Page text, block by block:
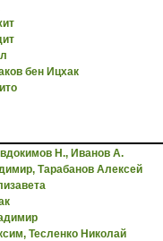
бен Ицхак
Н., Иванов А.
Тарабанов Алексей
Тесленко Николай